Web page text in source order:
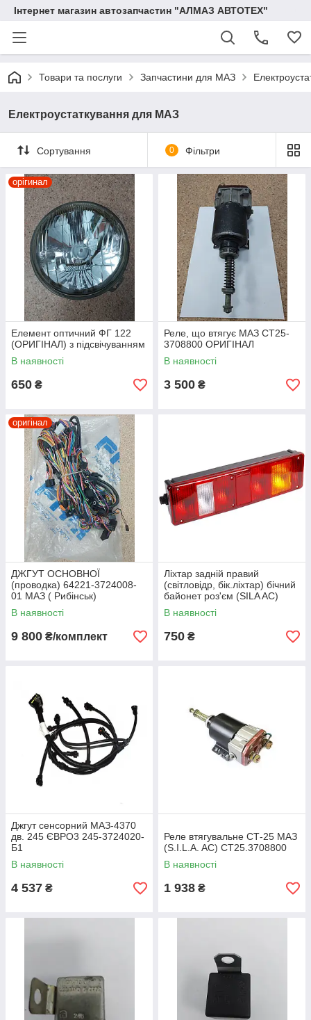
Інтернет магазин автозапчастин "АЛМАЗ АВТОТЕХ"
Товари та послуги Запчастини для МАЗ
Електроустаткування для МАЗ
Сортування 0 Фільтри
орігинал
Елемент оптичний ФГ 122
(ОРИГІНАЛ) з підсвічуванням
В наявності
650 ₴
Реле, що втягує МАЗ СТ25-
3708800 ОРИГІНАЛ
В наявності
3 500 ₴
оригінал
ДЖГУТ ОСНОВНОЇ
(проводка) 64221-3724008-
01 МАЗ ( Рибінськ)
ОРИГІНАЛ
В наявності
9 800 ₴/комплект
Ліхтар задній правий
(світловідр, бік.ліхтар) бічний
байонет роз'єм (SILA AC)
7462.3716-08
В наявності
750 ₴
Джгут сенсорний МАЗ-4370
дв. 245 ЄВРО3 245-3724020-
Б1
В наявності
4 537 ₴
Реле втягувальне СТ-25 МАЗ
(S.I.L.A. AC) СТ25.3708800
В наявності
1 938 ₴